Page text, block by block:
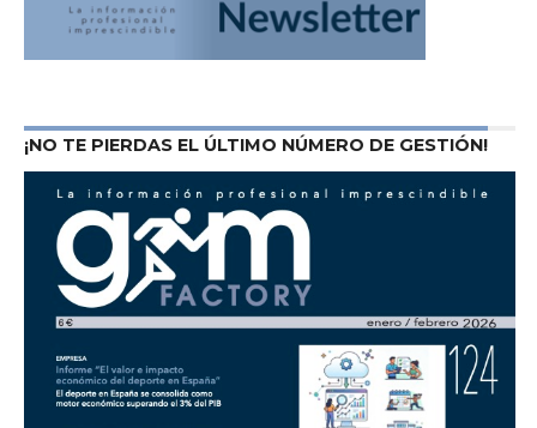
¡NO TE PIERDAS EL ÚLTIMO NÚMERO DE GESTIÓN!